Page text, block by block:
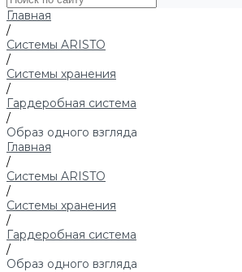
Главная
/
Системы ARISTO
/
Системы хранения
/
Гардеробная система
/
Образ одного взгляда
Главная
/
Системы ARISTO
/
Системы хранения
/
Гардеробная система
/
Образ одного взгляда